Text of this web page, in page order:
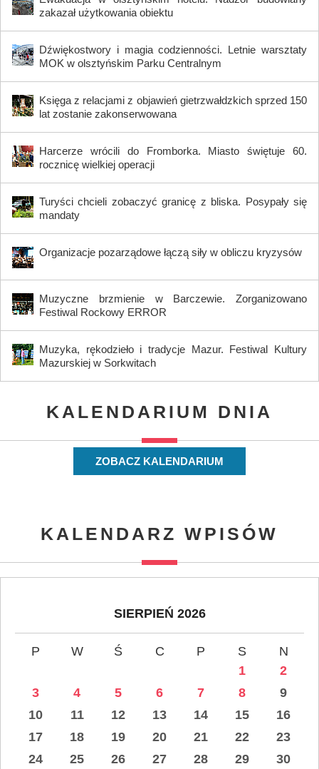
zakazał użytkowania obiektu
Dźwiękostwory i magia codzienności. Letnie warsztaty
MOK w olsztyńskim Parku Centralnym
Księga z relacjami z objawień gietrzwałdzkich sprzed 150
lat zostanie zakonserwowana
Harcerze wrócili do Fromborka. Miasto świętuje 60.
rocznicę wielkiej operacji
Turyści chcieli zobaczyć granicę z bliska. Posypały się
mandaty
Organizacje pozarządowe łączą siły w obliczu kryzysów
Muzyczne brzmienie w Barczewie. Zorganizowano
Festiwal Rockowy ERROR
Muzyka, rękodzieło i tradycje Mazur. Festiwal Kultury
Mazurskiej w Sorkwitach
KALENDARIUM DNIA
ZOBACZ KALENDARIUM
KALENDARZ WPISÓW
SIERPIEŃ 2026
P W Ś C P S
N
1
2
3
4 5 6 7 8
9
10
11 12 13 14 15
16
17
18 19 20 21 22
23
24
25 26 27 28 29
30